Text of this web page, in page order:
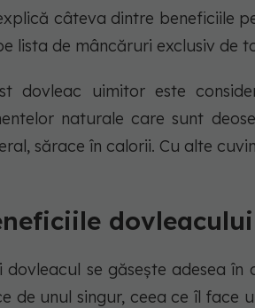
câteva dintre beneficiile
lista de mâncăruri exclusiv de
dovleac uimitor este
naturale care sunt
sărace în calorii. Cu alte
dovleacul se găsește adesea
de unul singur, ceea ce îl face